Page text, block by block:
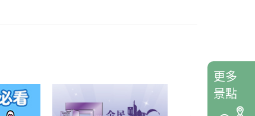
更多
景點